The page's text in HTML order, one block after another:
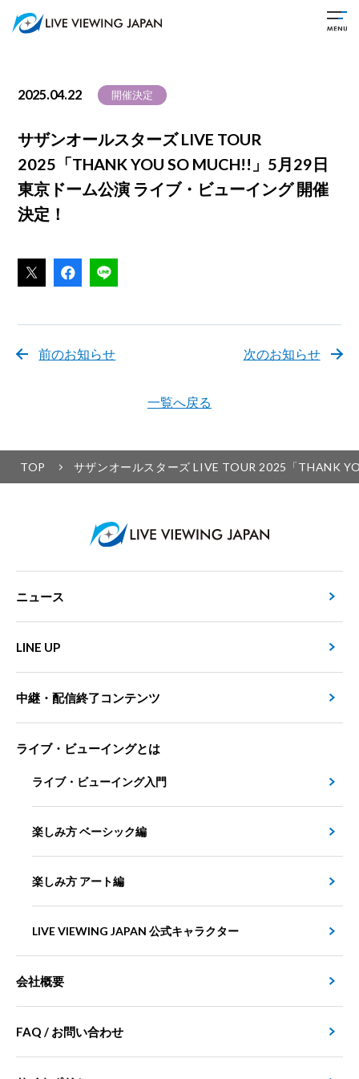
2025.04.22 開催決定
サザンオールスターズ LIVE TOUR
2025「THANK YOU SO MUCH!!」5月29日
東京ドーム公演 ライブ・ビューイング 開催
決定！
前のお知らせ
一覧へ戻る
次のお知らせ
TOP サザンオールスターズ LIVE TOUR 2025「THANK
ニュース
LINE UP
中継・配信終了コンテンツ
ライブ・ビューイングとは
ライブ・ビューイング入門
楽しみ方 ベーシック編
楽しみ方 アート編
LIVE VIEWING JAPAN 公式キャラクター
会社概要
FAQ / お問い合わせ